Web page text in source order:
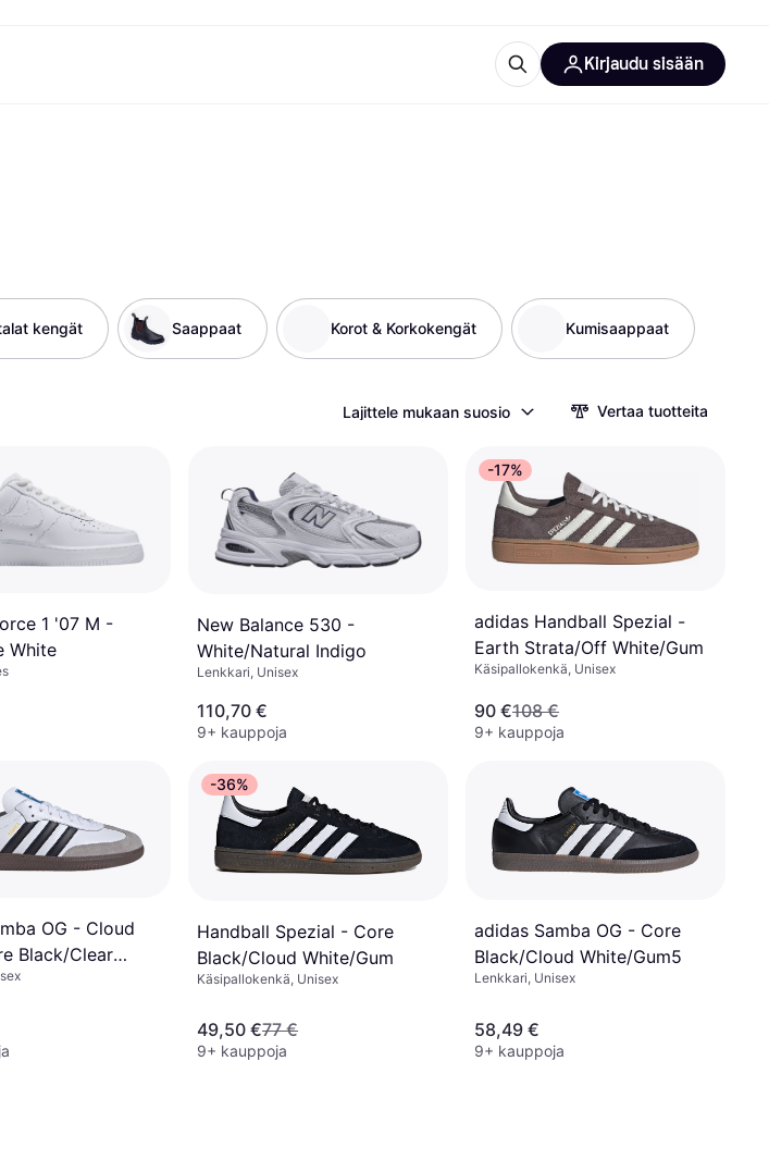
Kirjat, Elokuvat ja Musiikki
Kaikki kategoriat
Kirjaudu sisään
kengät Saappaat Korot & Korkokengät Kumisaappaat
Lajittele mukaan suosio Vertaa tuotteita
1 '07 M -
White
New Balance 530 -
White/Natural Indigo
Lenkkari, Unisex
110,70 €
9+ kauppoja
-17%
adidas Handball Spezial -
Earth Strata/Off White/Gum
Käsipallokenkä, Unisex
90 €108 €
9+ kauppoja
OG - Cloud
Black/Clear
-36%
Handball Spezial - Core
Black/Cloud White/Gum
Käsipallokenkä, Unisex
49,50 €77 €
9+ kauppoja
adidas Samba OG - Core
Black/Cloud White/Gum5
Lenkkari, Unisex
58,49 €
9+ kauppoja